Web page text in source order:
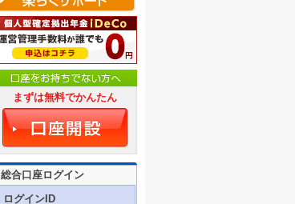
まずは無料でかんたん
総合口座ログイン
ログインID